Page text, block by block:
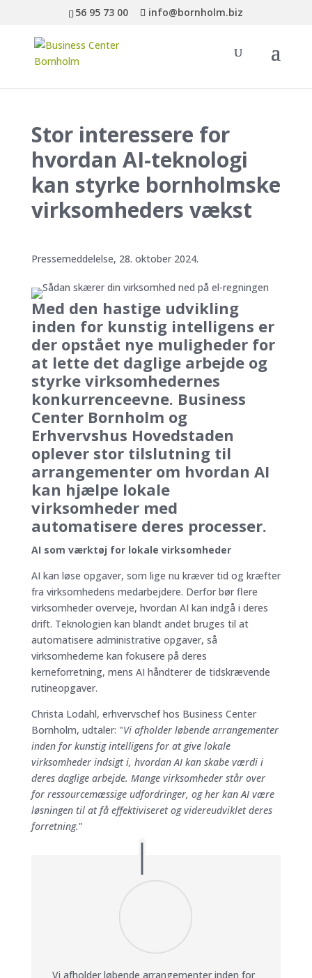
56 95 73 00 info@bornholm.biz
Stor interessere for
hvordan AI-teknologi
kan styrke bornholmske
virksomheders vækst
Pressemeddelelse, 28. oktober 2024.
Med den hastige udvikling
inden for kunstig intelligens er
der opstået nye muligheder for
at lette det daglige arbejde og
styrke virksomhedernes
konkurrenceevne. Business
Center Bornholm og
Erhvervshus Hovedstaden
oplever stor tilslutning til
arrangementer om hvordan AI
kan hjælpe lokale
virksomheder med
automatisere deres processer.
AI som værktøj for lokale virksomheder
AI kan løse opgaver, som lige nu kræver tid og kræfter
fra virksomhedens medarbejdere. Derfor bør flere
virksomheder overveje, hvordan AI kan indgå i deres
drift. Teknologien kan blandt andet bruges til at
automatisere administrative opgaver, så
virksomhederne kan fokusere på deres
kerneforretning, mens AI håndterer de tidskrævende
rutineopgaver.
Christa Lodahl, erhvervschef hos Business Center
Bornholm, udtaler: "Vi afholder løbende arrangementer
inden for kunstig intelligens for at give lokale
virksomheder indsigt i, hvordan AI kan skabe værdi i
deres daglige arbejde. Mange virksomheder står over
for ressourcemæssige udfordringer, og her kan AI være
løsningen til at få effektiviseret og videreudviklet deres
forretning."
Vi afholder løbende arrangementer inden for